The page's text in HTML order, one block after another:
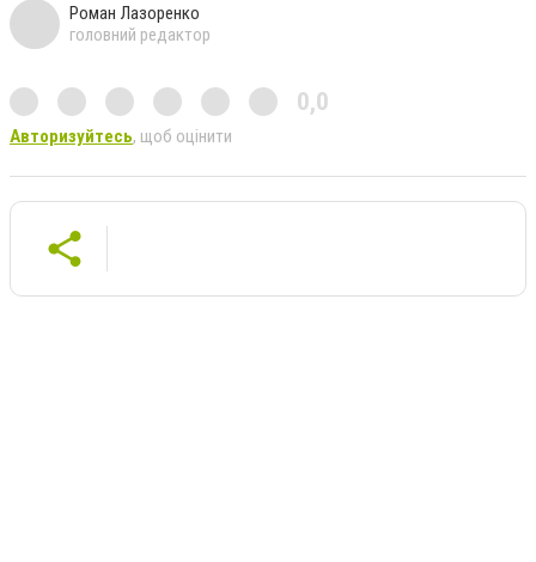
Роман Лазоренко
головний редактор
0,0
Авторизуйтесь, щоб оцінити